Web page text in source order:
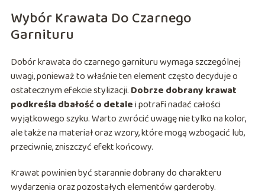
Wybór Krawata Do Czarnego
Garnituru
Dobór krawata do czarnego garnituru wymaga szczególnej
uwagi, ponieważ to właśnie ten element często decyduje o
ostatecznym efekcie stylizacji. Dobrze dobrany krawat
podkreśla dbałość o detalei potrafi nadać całości
wyjątkowego szyku. Warto zwrócić uwagę nie tylko na kolor,
ale także na materiał oraz wzory, które mogą wzbogacić lub,
przeciwnie, zniszczyć efekt końcowy.
Krawat powinien być starannie dobrany do charakteru
wydarzenia oraz pozostałych elementów garderoby.